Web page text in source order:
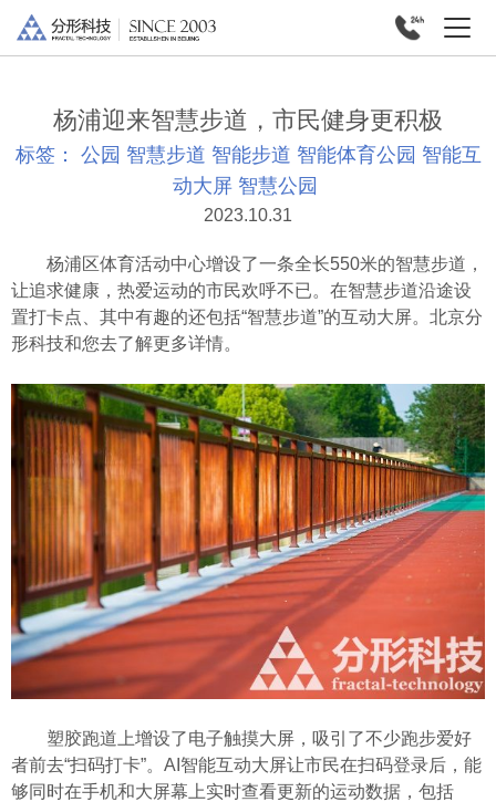
杨浦迎来智慧步道，市民健身更积极
标签： 公园 智慧步道 智能步道 智能体育公园 智能互
动大屏 智慧公园
2023.10.31
杨浦区体育活动中心增设了一条全长550米的智慧步道，
让追求健康，热爱运动的市民欢呼不已。在智慧步道沿途设
置打卡点、其中有趣的还包括“智慧步道”的互动大屏。北京分
形科技和您去了解更多详情。
塑胶跑道上增设了电子触摸大屏，吸引了不少跑步爱好
者前去“扫码打卡”。AI智能互动大屏让市民在扫码登录后，能
够同时在手机和大屏幕上实时查看更新的运动数据，包括